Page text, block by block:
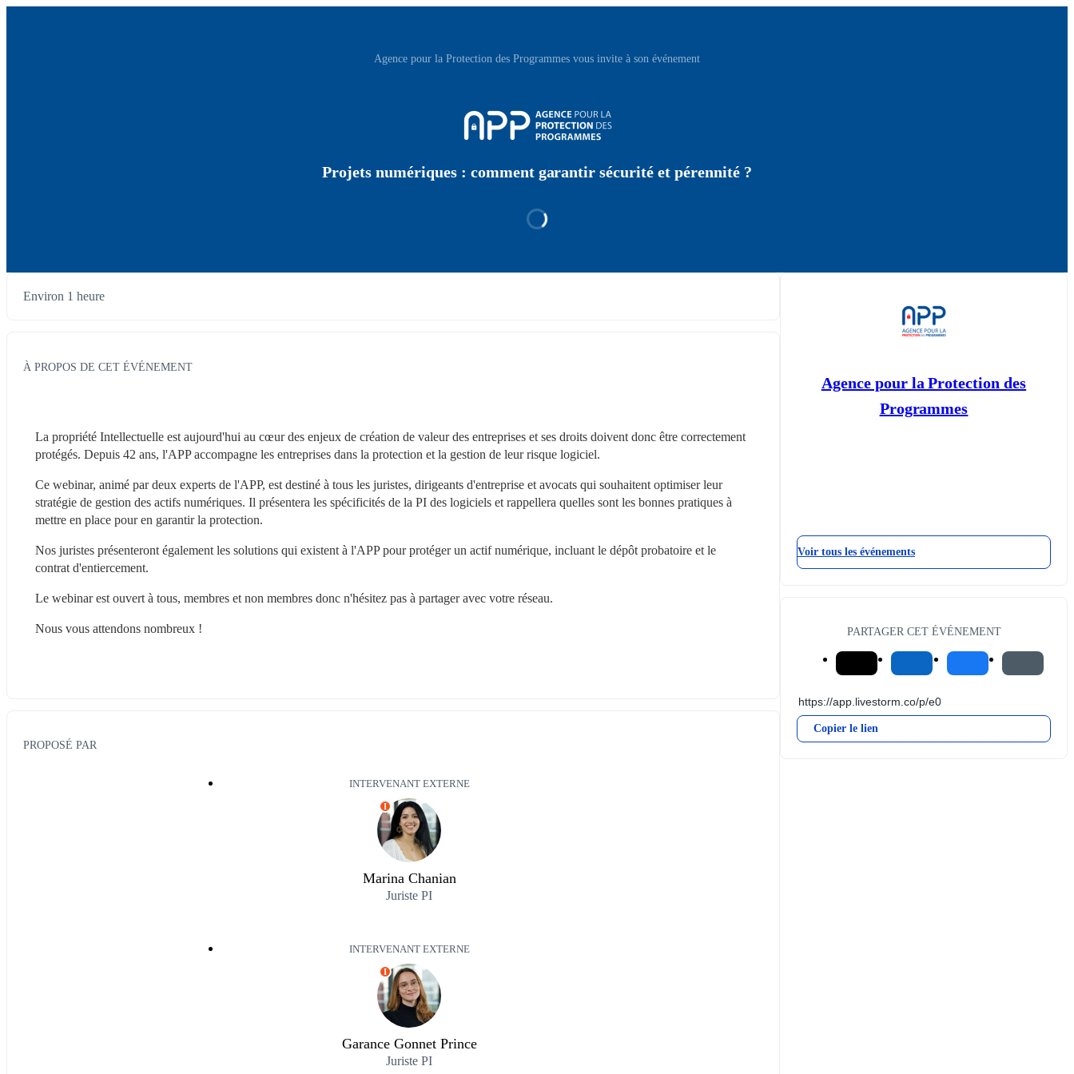
Agence pour la Protection des Programmes vous invite à son événement
Projets numériques : comment garantir sécurité et pérennité ?
Environ 1 heure
À PROPOS DE CET ÉVÉNEMENT
La propriété Intellectuelle est aujourd'hui au cœur des enjeux de création de valeur des entreprises et ses droits doivent donc être correctement
protégés. Depuis 42 ans, l'APP accompagne les entreprises dans la protection et la gestion de leur risque logiciel.
Ce webinar, animé par deux experts de l'APP, est destiné à tous les juristes, dirigeants d'entreprise et avocats qui souhaitent optimiser leur
stratégie de gestion des actifs numériques. Il présentera les spécificités de la PI des logiciels et rappellera quelles sont les bonnes pratiques à
mettre en place pour en garantir la protection.
Nos juristes présenteront également les solutions qui existent à l'APP pour protéger un actif numérique, incluant le dépôt probatoire et le
contrat d'entiercement.
Le webinar est ouvert à tous, membres et non membres donc n'hésitez pas à partager avec votre réseau.
Nous vous attendons nombreux !
PROPOSÉ PAR
INTERVENANT EXTERNE
I
Marina Chanian
Juriste PI
INTERVENANT EXTERNE
I
Garance Gonnet Prince
Juriste PI
Agence pour la Protection des
Programmes
Voir tous les événements
PARTAGER CET ÉVÉNEMENT
Copier le lien